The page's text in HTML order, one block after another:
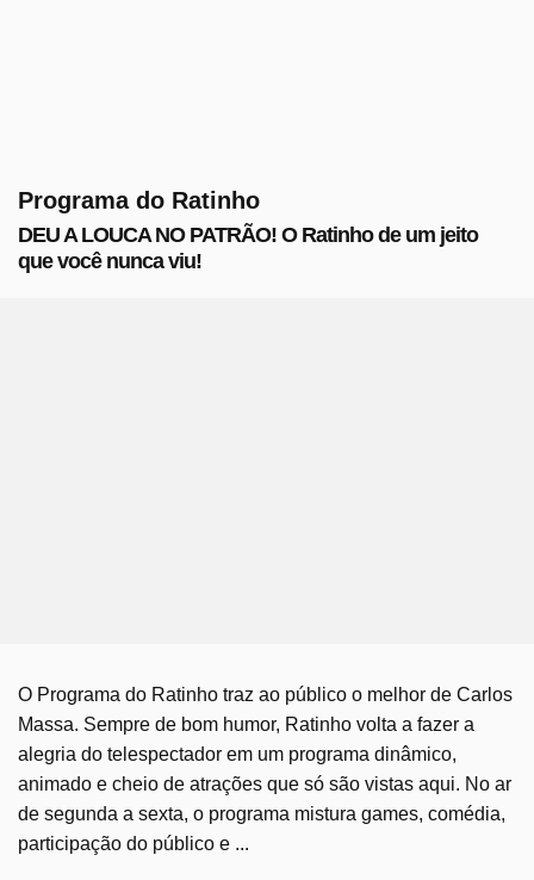
Programa do Ratinho
DEU A LOUCA NO PATRÃO! O Ratinho de um jeito
que você nunca viu!
O Programa do Ratinho traz ao público o melhor de Carlos
Massa. Sempre de bom humor, Ratinho volta a fazer a
alegria do telespectador em um programa dinâmico,
animado e cheio de atrações que só são vistas aqui. No ar
de segunda a sexta, o programa mistura games, comédia,
participação do público e ...